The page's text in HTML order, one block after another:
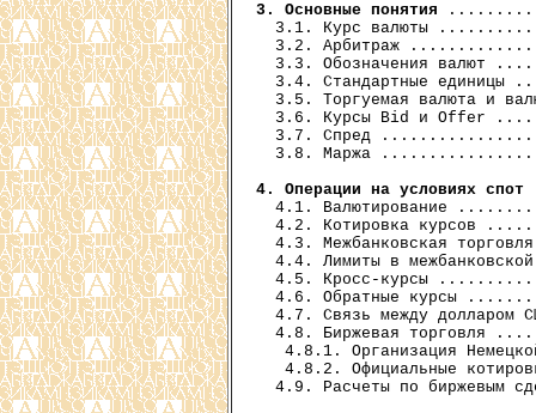
3. Основные понятия
3.1. Курс валюты
3.2. Арбитраж
3.3. Обозначения валют
3.4. Стандартные единицы
3.5. Торгуемая валюта и
3.6. Курсы Bid и Offer
3.7. Спред
3.8. Маржа
4. Операции на условиях спот
4.1. Валютирование
4.2. Котировка курсов
4.3. Межбанковская
4.4. Лимиты в
4.5. Кросс-курсы
4.6. Обратные курсы
4.7. Связь между долларом
4.8. Биржевая торговля
4.8.1. Организация
4.8.2. Официальные
4.9. Расчеты по биржевым